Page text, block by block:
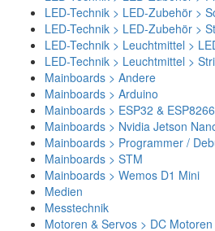
LED-Technik > LED-Zubehör >
LED-Technik > LED-Zubehör >
LED-Technik > Leuchtmittel >
LED-Technik > Leuchtmittel >
Mainboards > Andere
Mainboards > Arduino
Mainboards > ESP32 &
Mainboards > Nvidia Jetson
Mainboards > Programmer /
Mainboards > STM
Mainboards > Wemos D1 Mini
Medien
Messtechnik
Motoren & Servos > DC Motoren